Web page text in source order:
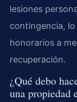
lesiones
contingencia,
honorarios a
recuperación.
¿Qué debo
una propiedad